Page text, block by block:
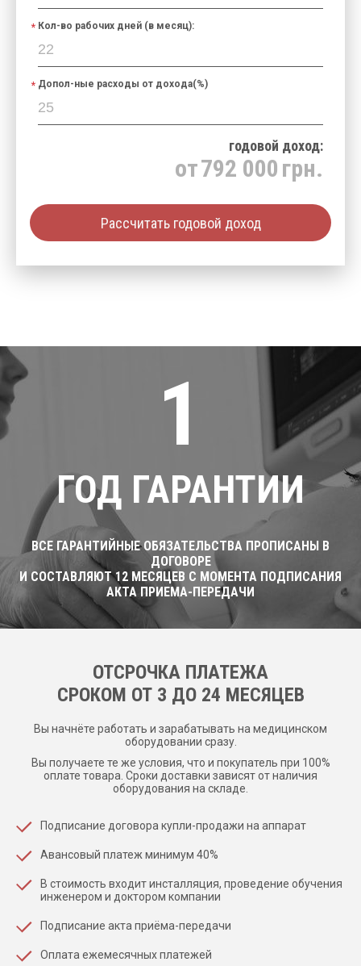
Кол-во рабочих дней (в месяц):
Допол-ные расходы от дохода(%)
годовой доход:
от792 000 грн.
Рассчитать годовой доход
1
ГОД ГАРАНТИИ
ВСЕ ГАРАНТИЙНЫЕ ОБЯЗАТЕЛЬСТВА ПРОПИСАНЫ В
ДОГОВОРЕ
И СОСТАВЛЯЮТ 12 МЕСЯЦЕВ С МОМЕНТА ПОДПИСАНИЯ
АКТА ПРИЕМА-ПЕРЕДАЧИ
ОТСРОЧКА ПЛАТЕЖА
CРОКОМ ОТ 3 ДО 24 МЕСЯЦЕВ
Вы начнёте работать и зарабатывать на медицинском
оборудовании сразу.
Вы получаете те же условия, что и покупатель при 100%
оплате товара. Сроки доставки зависят от наличия
оборудования на складе.
Подписание договора купли-продажи на аппарат
Авансовый платеж минимум 40%
В стоимость входит инсталляция, проведение обучения
инженером и доктором компании
Подписание акта приёма-передачи
Оплата ежемесячных платежей